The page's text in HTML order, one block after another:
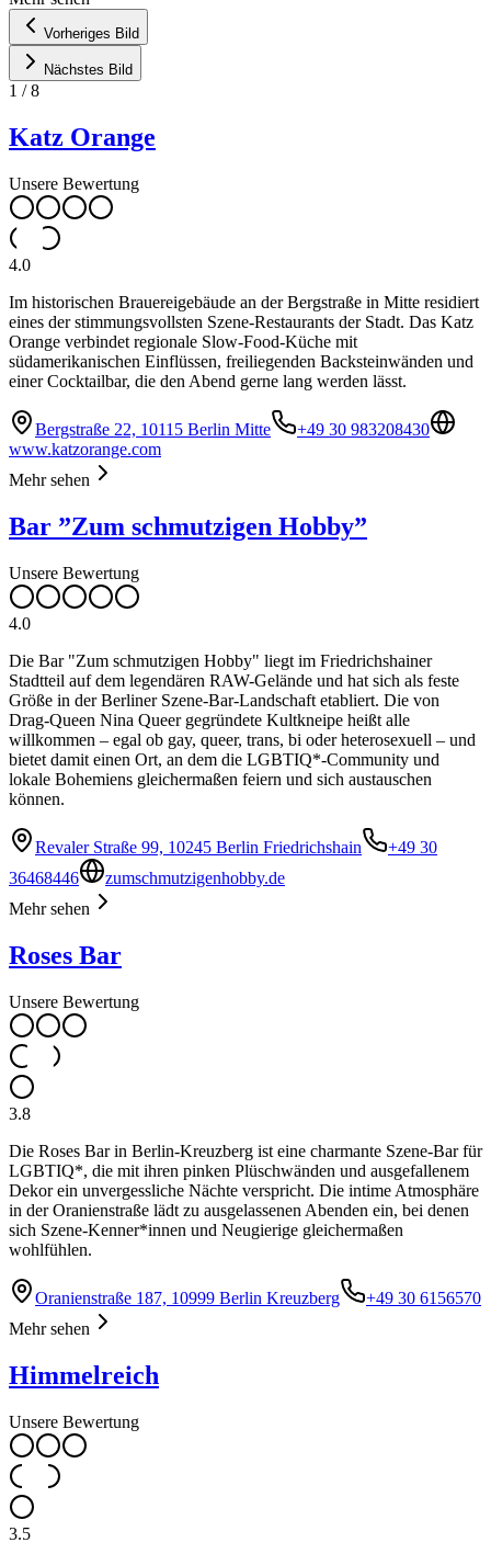
Vorheriges Bild
Nächstes Bild
1 /8
Katz Orange
Unsere Bewertung
4.0
Im historischen Brauereigebäude an der Bergstraße in Mitte residiert
eines der stimmungsvollsten Szene-Restaurants der Stadt. Das Katz
Orange verbindet regionale Slow-Food-Küche mit
südamerikanischen Einflüssen, freiliegenden Backsteinwänden und
einer Cocktailbar, die den Abend gerne lang werden lässt.
Bergstraße 22, 10115 Berlin Mitte
+49 30 983208430
www.katzorange.com
Mehr sehen
Bar ”Zum schmutzigen Hobby”
Unsere Bewertung
4.0
Die Bar "Zum schmutzigen Hobby" liegt im Friedrichshainer
Stadtteil auf dem legendären RAW-Gelände und hat sich als feste
Größe in der Berliner Szene-Bar-Landschaft etabliert. Die von
Drag-Queen Nina Queer gegründete Kultkneipe heißt alle
willkommen – egal ob gay, queer, trans, bi oder heterosexuell – und
bietet damit einen Ort, an dem die LGBTIQ*-Community und
lokale Bohemiens gleichermaßen feiern und sich austauschen
können.
Revaler Straße 99, 10245 Berlin Friedrichshain
+49 30
36468446
zumschmutzigenhobby.de
Mehr sehen
Roses Bar
Unsere Bewertung
3.8
Die Roses Bar in Berlin-Kreuzberg ist eine charmante Szene-Bar für
LGBTIQ*, die mit ihren pinken Plüschwänden und ausgefallenem
Dekor ein unvergessliche Nächte verspricht. Die intime Atmosphäre
in der Oranienstraße lädt zu ausgelassenen Abenden ein, bei denen
sich Szene-Kenner*innen und Neugierige gleichermaßen
wohlfühlen.
Oranienstraße 187, 10999 Berlin Kreuzberg
+49 30 6156570
Mehr sehen
Himmelreich
Unsere Bewertung
3.5